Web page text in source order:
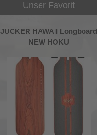
Unser Favorit
JUCKER HAWAII Longboard
NEW HOKU